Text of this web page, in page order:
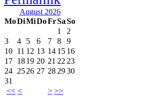
August 2026
MoDiMiDoFrSaSo
<< < > >>
1
2
3
4 5 6 7 8
9
10 11 12 13 14 15 16
17 1819 20 21 22 23
24 2526 27 28 2930
31